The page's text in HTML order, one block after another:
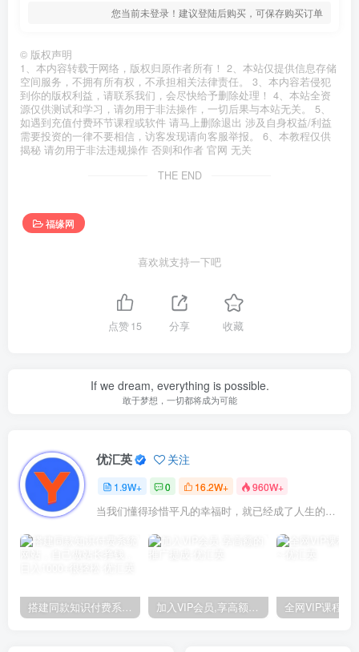
您当前未登录！建议登陆后购买，可保存购买订单
© 版权声明
1、本内容转载于网络，版权归原作者所有！ 2、本站仅提供信息存储
空间服务，不拥有所有权，不承担相关法律责任。 3、本内容若侵犯
到你的版权利益，请联系我们，会尽快给予删除处理！ 4、本站全资
源仅供测试和学习，请勿用于非法操作，一切后果与本站无关。 5、
如遇到充值付费环节课程或软件 请马上删除退出 涉及自身权益/利益
需要投资的一律不要相信，访客发现请向客服举报。 6、本教程仅供
揭秘 请勿用于非法违规操作 否则和作者 官网 无关
THE END
福缘网
喜欢就支持一下吧
点赞15 分享 收藏
If we dream, everything is possible.
敢于梦想，一切都将成为可能
优汇英 关注
1.9W+ 0 16.2W+ 960W+
当我们懂得珍惜平凡的幸福时，就已经成了人生的赢家
搭建同款知识付费系统网站，自己做站长挣钱，日入1000+很轻松 加入VIP会员,享高额的推广提成